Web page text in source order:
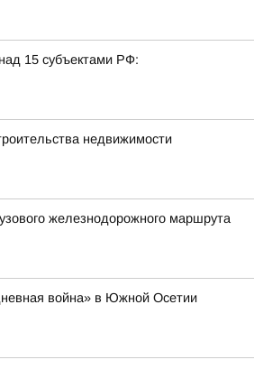
15 субъектами РФ:
недвижимости
железнодорожного маршрута
война» в Южной Осетии